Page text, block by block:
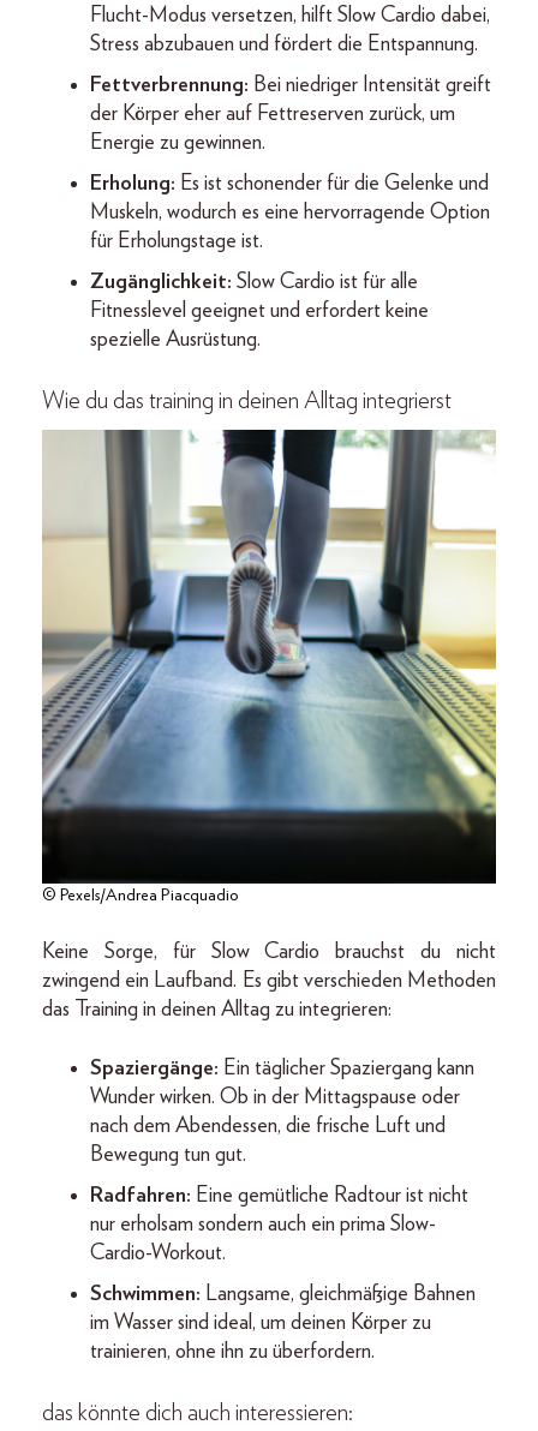
Flucht-Modus versetzen, hilft Slow Cardio dabei,
Stress abzubauen und fördert die Entspannung.
Fettverbrennung: Bei niedriger Intensität greift
der Körper eher auf Fettreserven zurück, um
Energie zu gewinnen.
Erholung: Es ist schonender für die Gelenke und
Muskeln, wodurch es eine hervorragende Option
für Erholungstage ist.
Zugänglichkeit: Slow Cardio ist für alle
Fitnesslevel geeignet und erfordert keine
spezielle Ausrüstung.
Wie du das training in deinen Alltag integrierst
© Pexels/Andrea Piacquadio
Keine Sorge, für Slow Cardio brauchst du nicht
zwingend ein Laufband. Es gibt verschieden Methoden
das Training in deinen Alltag zu integrieren:
Spaziergänge: Ein täglicher Spaziergang kann
Wunder wirken. Ob in der Mittagspause oder
nach dem Abendessen, die frische Luft und
Bewegung tun gut.
Radfahren: Eine gemütliche Radtour ist nicht
nur erholsam sondern auch ein prima Slow-
Cardio-Workout.
Schwimmen: Langsame, gleichmäßige Bahnen
im Wasser sind ideal, um deinen Körper zu
trainieren, ohne ihn zu überfordern.
das könnte dich auch interessieren: